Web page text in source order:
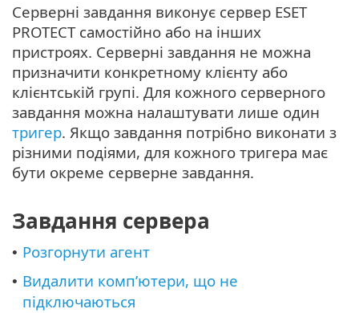
Серверні завдання виконує сервер ESET
PROTECT самостійно або на інших
пристроях. Серверні завдання не можна
призначити конкретному клієнту або
клієнтській групі. Для кожного серверного
завдання можна налаштувати лише один
тригер. Якщо завдання потрібно виконати з
різними подіями, для кожного тригера має
бути окреме серверне завдання.
Завдання сервера
• Розгорнути агент
• Видалити комп’ютери, що не
підключаються